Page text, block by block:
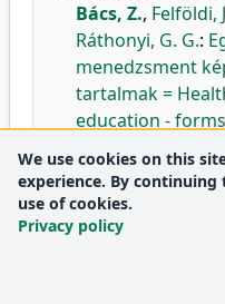
Bács, Z., Felföldi,
Ráthonyi, G. G.:
menedzsment
tartalmak =
education -
Int. J. Eng. Manag.
doi DEA
44. Fenyves, V.
We use cookies on this
experience. By
use of cookies.
Privacy policy